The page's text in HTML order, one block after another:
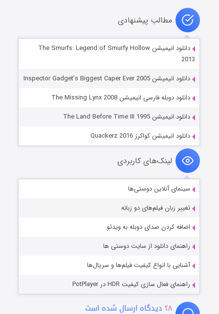
مطالب پیشنهادی
دانلود انیمیشن The Smurfs: Legend of Smurfy Hollow
2013
دانلود انیمیشن Inspector Gadget’s Biggest Caper Ever 2005
دانلود دوبله فارسی انیمیشن The Missing Lynx 2008
دانلود انیمیشن The Land Before Time III 1995
دانلود انیمیشن کواکرز Quackerz 2016
لینک‌های کاربردی
سینمای آنلاین دوستی‌ها
تغییر زبان فیلم‌های دو زبانه
اضافه کردن صدای دوبله به ویدئو
راهنمای دانلود از سایت دوستی ها
آشنایی با انواع کیفیت فیلم‌ها و سریال‌ها
راهنمای فعال سازی کیفیت HDR در PotPlayer
۲۸ دیدگاه ارسال شده است